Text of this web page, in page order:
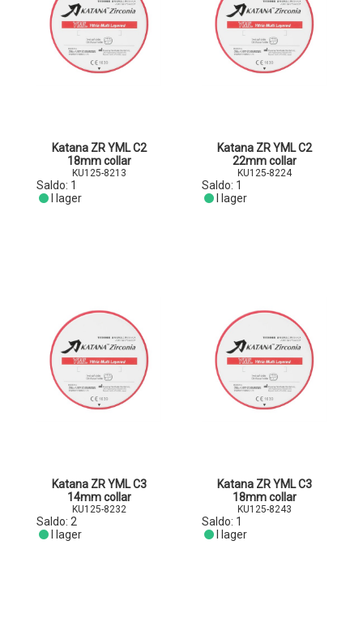
Katana ZR YML C2
18mm collar
KU125-8213
Saldo: 1
I lager
Katana ZR YML C2
22mm collar
KU125-8224
Saldo: 1
I lager
Katana ZR YML C3
14mm collar
KU125-8232
Saldo: 2
I lager
Katana ZR YML C3
18mm collar
KU125-8243
Saldo: 1
I lager